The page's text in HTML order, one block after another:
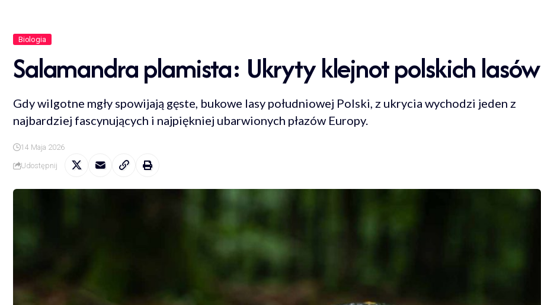
Biologia
Salamandra plamista: Ukryty klejnot polskich lasów
Gdy wilgotne mgły spowijają gęste, bukowe lasy południowej Polski, z ukrycia wychodzi jeden z
najbardziej fascynujących i najpiękniej ubarwionych płazów Europy.
14 Maja 2026
Udostępnij